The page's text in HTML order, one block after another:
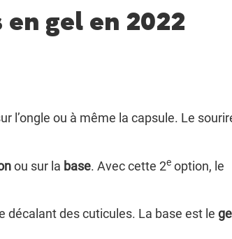
gel en 2022
l’ongle ou à même la capsule. Le
ou sur la base. Avec cette 2e option, le
décalant des cuticules. La base est le